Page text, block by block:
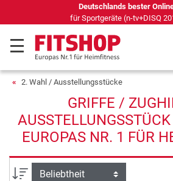
Deutschlands bester
für Sportgeräte (n-tv+DISQ
2. Wahl / Ausstellungsstücke
GRIFFE /
EUROPAS NR. 1 FÜR
Sortierung